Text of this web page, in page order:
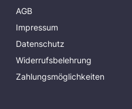
AGB
Impressum
Datenschutz
Widerrufsbelehrung
Zahlungsmöglichkeiten